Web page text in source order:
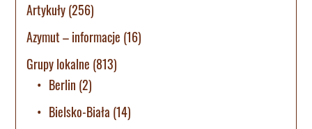
Artykuły(256)
Azymut – informacje (16)
Grupy lokalne (813)
Berlin (2)
Bielsko-Biała (14)